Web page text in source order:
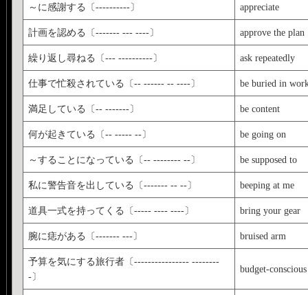
～に感謝する〔----------〕 appreciate
計画を認める〔------- --- ----〕 approve the plan
繰り返し尋ねる〔--- ----------〕 ask repeatedly
仕事で忙殺されている〔-- ------ -- ----〕 be buried in
満足している〔-- -------〕 be content
何が起きている〔-- ----- --〕 be going on
～することになっている〔-- -------- --〕 be supposed to
私に警告音を出している〔------- -- --〕 beeping at me
道具一式を持ってくる〔----- ---- ----〕 bring your gear
腕に痣がある〔------- ---〕 bruised arm
予算を気にする旅行者〔---------------- --------
-〕
budget-